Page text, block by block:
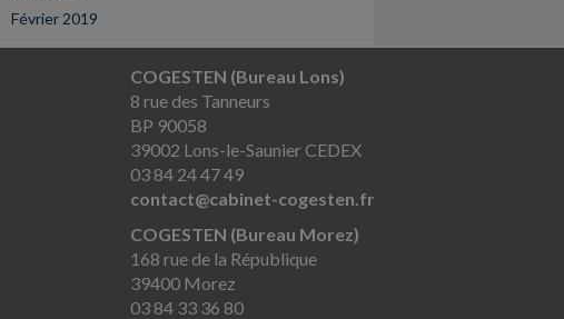
Février 2019
COGESTEN (Bureau Lons)
8 rue des Tanneurs
BP 90058
39002 Lons-le-Saunier CEDEX
03 84 24 47 49
contact@cabinet-cogesten.fr
COGESTEN (Bureau Morez)
168 rue de la République
39400 Morez
03 84 33 36 80